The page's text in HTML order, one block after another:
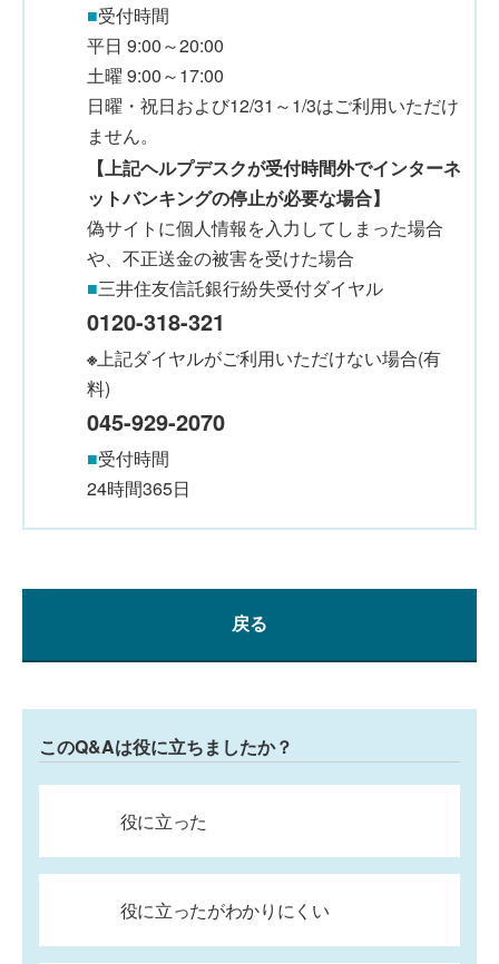
■受付時間
平日 9:00～20:00
土曜 9:00～17:00
日曜・祝日および12/31～1/3はご利用いただけ
ません。
【上記ヘルプデスクが受付時間外でインターネ
ットバンキングの停止が必要な場合】
偽サイトに個人情報を入力してしまった場合
や、不正送金の被害を受けた場合
■三井住友信託銀行紛失受付ダイヤル
0120-318-321
※上記ダイヤルがご利用いただけない場合(有
料)
045-929-2070
■受付時間
24時間365日
戻る
このQ&Aは役に立ちましたか？
役に立った
役に立ったがわかりにくい